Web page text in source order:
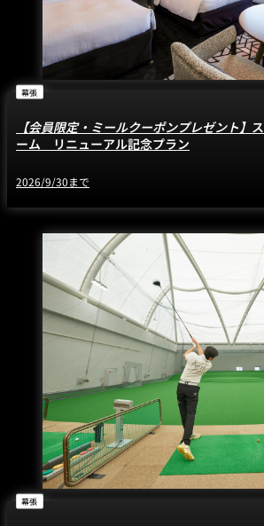
幕張
【会員限定・ミールクーポンプレゼント】
ーム リニューアル記念プラン
2026/9/30まで
幕張